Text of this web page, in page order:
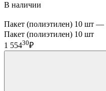
В наличии
Пакет (полиэтилен) 10 шт —
Пакет (полиэтилен) 10 шт
1 55430₽